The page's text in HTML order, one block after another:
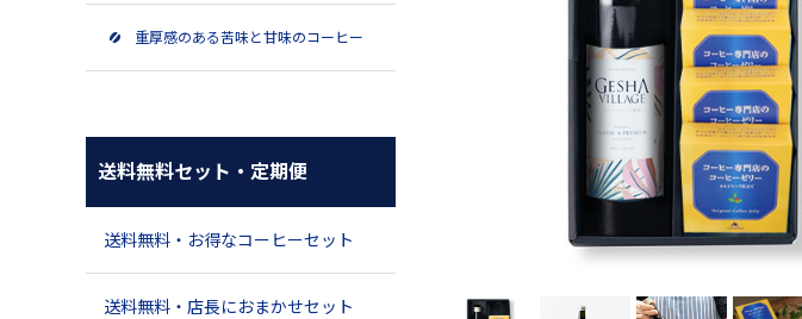
重厚感のある苦味と甘味のコーヒー
送料無料セット・定期便
送料無料・お得なコーヒーセット
送料無料・店長におまかせセット